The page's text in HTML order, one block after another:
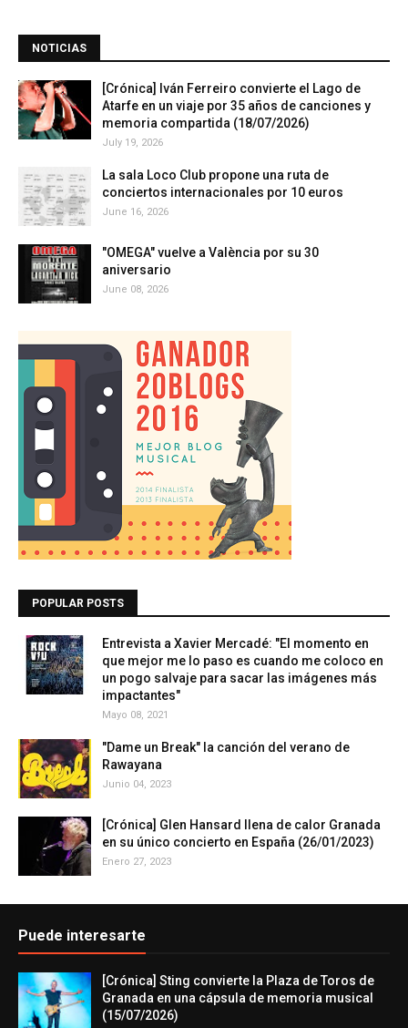
NOTICIAS
[Crónica] Iván Ferreiro convierte el Lago de
Atarfe en un viaje por 35 años de canciones y
memoria compartida (18/07/2026)
July 19, 2026
La sala Loco Club propone una ruta de
conciertos internacionales por 10 euros
June 16, 2026
"OMEGA" vuelve a València por su 30
aniversario
June 08, 2026
POPULAR POSTS
Entrevista a Xavier Mercadé: "El momento en
que mejor me lo paso es cuando me coloco en
un pogo salvaje para sacar las imágenes más
impactantes"
Mayo 08, 2021
"Dame un Break" la canción del verano de
Rawayana
Junio 04, 2023
[Crónica] Glen Hansard llena de calor Granada
en su único concierto en España (26/01/2023)
Enero 27, 2023
Puede interesarte
[Crónica] Sting convierte la Plaza de Toros de
Granada en una cápsula de memoria musical
(15/07/2026)